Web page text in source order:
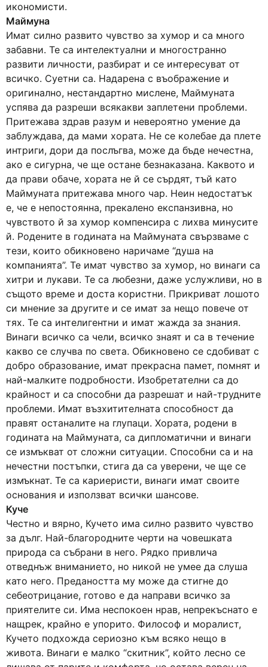
икономисти.
Маймуна
Имат силно развито чувство за хумор и са много
забавни. Те са интелектуални и многостранно
развити личности, разбират и се интересуват от
всичко. Суетни са. Надарена с въображение и
оригинално, нестандартно мислене, Маймуната
успява да разреши всякакви заплетени проблеми.
Притежава здрав разум и невероятно умение да
заблуждава, да мами хората. Не се колебае да плете
интриги, дори да послъгва, може да бъде нечестна,
ако е сигурна, че ще остане безнаказана. Каквото и
да прави обаче, хората не й се сърдят, тъй като
Маймуната притежава много чар. Неин недостатък
е, че е непостоянна, прекалено експанзивна, но
чувството й за хумор компенсира с лихва минусите
й. Родените в годината на Маймуната свързваме с
тези, които обикновено наричаме “душа на
компанията”. Те имат чувство за хумор, но винаги са
хитри и лукави. Те са любезни, даже услужливи, но в
същото време и доста користни. Прикриват лошото
си мнение за другите и се имат за нещо повече от
тях. Те са интелигентни и имат жажда за знания.
Винаги всичко са чели, всичко знаят и са в течение
какво се случва по света. Обикновено се сдобиват с
добро образование, имат прекрасна памет, помнят и
най-малките подробности. Изобретателни са до
крайност и са способни да разрешат и най-трудните
проблеми. Имат възхитителната способност да
правят останалите на глупаци. Хората, родени в
годината на Маймуната, са дипломатични и винаги
се измъкват от сложни ситуации. Способни са и на
нечестни постъпки, стига да са уверени, че ще се
измъкнат. Те са кариеристи, винаги имат своите
основания и използват всички шансове.
Куче
Честно и вярно, Кучето има силно развито чувство
за дълг. Най-благородните черти на човешката
природа са събрани в него. Рядко привлича
отведнъж вниманието, но никой не умее да слуша
като него. Предаността му може да стигне до
себеотрицание, готово е да направи всичко за
приятелите си. Има неспокоен нрав, непрекъснато е
нащрек, крайно е упорито. Философ и моралист,
Кучето подхожда сериозно към всяко нещо в
живота. Винаги е малко “скитник”, който лесно се